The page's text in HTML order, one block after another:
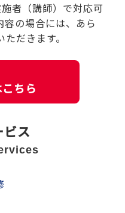
者（講師）で対応可
容の場合には、あら
だきます。
ちら
ス